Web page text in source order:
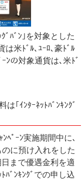
ﾞﾊﾞﾝ｣を対象とした
は米ﾄﾞﾙ､ﾕｰﾛ､豪ﾄﾞﾙ
ﾝの対象通貨は､米ﾄﾞ
｢ｲﾝﾀｰﾈｯﾄﾊﾞﾝｷﾝｸﾞ
ﾍﾟｰﾝ実施期間中に､
に預け入れをした
まで優遇金利を適
ﾊﾞﾝｷﾝｸﾞでの申し込